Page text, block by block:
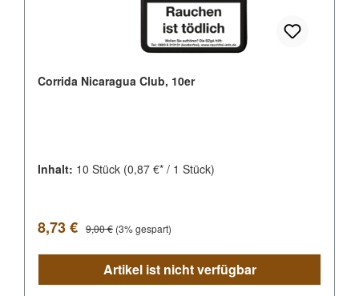
Corrida Nicaragua Club, 10er
Inhalt: 10 Stück (0,87 €* / 1 Stück)
Verkaufspreis:
8,73 € Regulärer Preis:
9,00 € (3% gespart)
Artikel ist nicht verfügbar